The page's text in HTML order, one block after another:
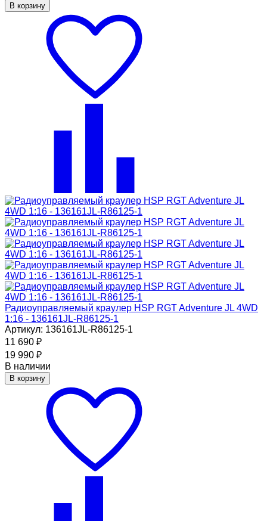
В корзину
Радиоуправляемый краулер HSP RGT Adventure JL 4WD
1:16 - 136161JL-R86125-1
Артикул: 136161JL-R86125-1
11 690 ₽
19 990 ₽
В наличии
В корзину